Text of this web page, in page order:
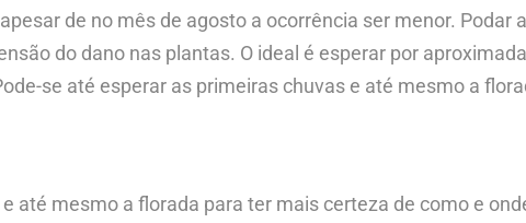
de no mês de agosto a ocorrência ser menor. Podar
do dano nas plantas. O ideal é esperar por
se até esperar as primeiras chuvas e até mesmo a
até mesmo a florada para ter mais certeza de como e